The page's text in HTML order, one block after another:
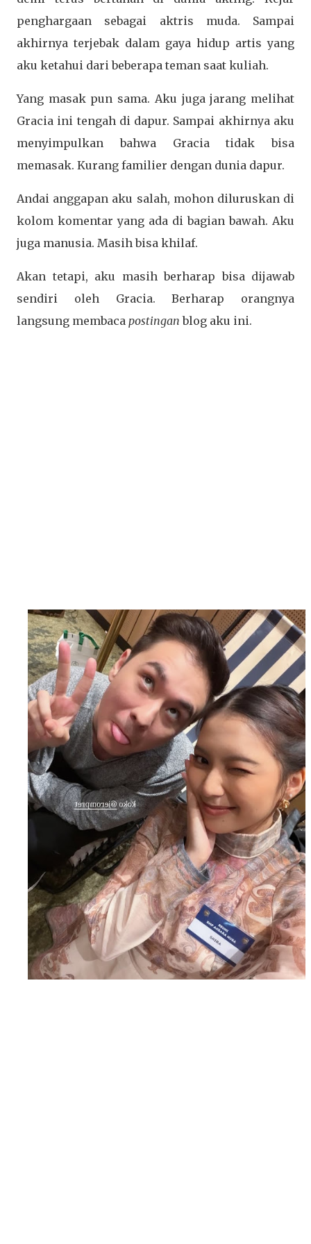
penghargaan sebagai aktris muda. Sampai
akhirnya terjebak dalam gaya hidup artis yang
aku ketahui dari beberapa teman saat kuliah.
Yang masak pun sama. Aku juga jarang melihat
Gracia ini tengah di dapur. Sampai akhirnya aku
menyimpulkan bahwa Gracia tidak bisa
memasak. Kurang familier dengan dunia dapur.
Andai anggapan aku salah, mohon diluruskan di
kolom komentar yang ada di bagian bawah. Aku
juga manusia. Masih bisa khilaf.
Akan tetapi, aku masih berharap bisa dijawab
sendiri oleh Gracia. Berharap orangnya
langsung membaca postingan blog aku ini.